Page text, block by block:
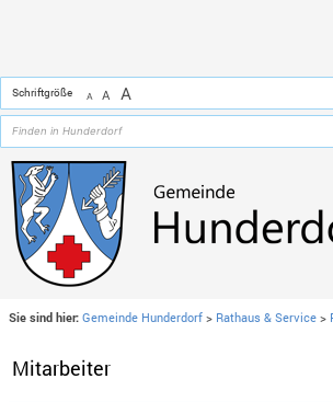
Schriftgröße A A A
Sie sind hier: Gemeinde Hunderdorf > Rathaus & Service >
Mitarbeiter